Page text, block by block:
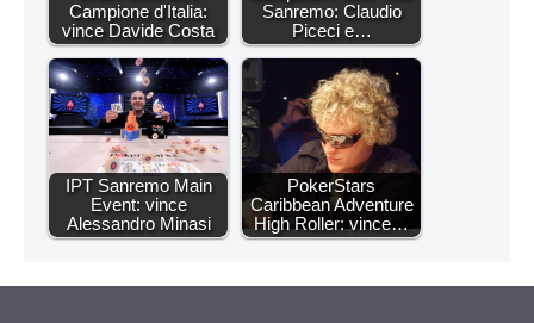
Campione d'Italia:
vince Davide Costa
Sanremo: Claudio
Piceci e…
IPT Sanremo Main
Event: vince
Alessandro Minasi
PokerStars
Caribbean Adventure
High Roller: vince…